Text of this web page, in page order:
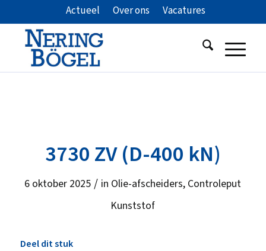
Actueel Over ons Vacatures
3730 ZV (D-400 kN)
6 oktober 2025 / in Olie-afscheiders, Controleput
Kunststof
Deel dit stuk